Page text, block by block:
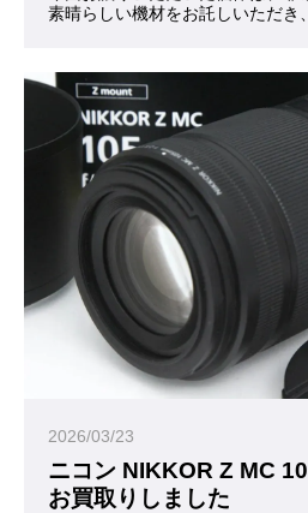
素晴らしい機材をお託しいただき
2026/03/23
ニコン NIKKOR Z MC
お買取りしました